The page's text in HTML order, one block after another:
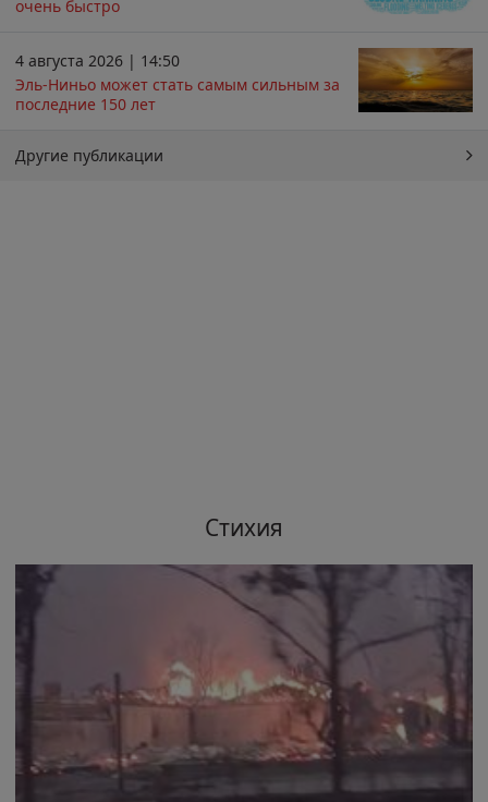
очень быстро
4 августа 2026 | 14:50
Эль-Ниньо может стать самым сильным за
последние 150 лет
Другие публикации
Стихия